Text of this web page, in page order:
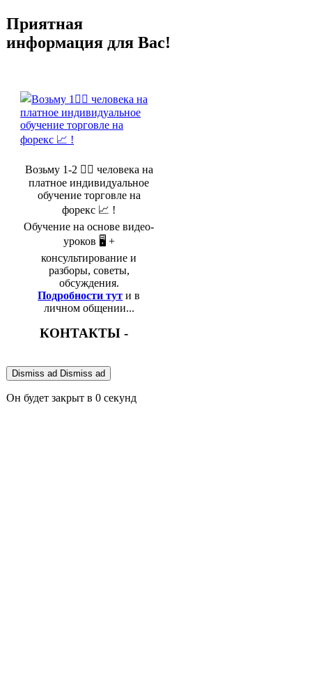
Приятная
информация для Вас!
Возьму 1-2 🤵‍♂️ человека на
платное индивидуальное
обучение торговле на
форекс 📈 !
Обучение на основе видео-
уроков 🖥️ +
консультирование и
разборы, советы,
обсуждения.
Подробности тут и в
личном общении...
КОНТАКТЫ -
Dismiss ad Dismiss ad
Он будет закрыт в 0 секунд